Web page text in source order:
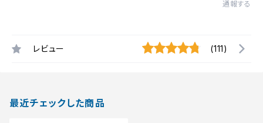
通報する
レビュー (111)
最近チェックした商品